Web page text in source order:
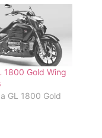
1800 Gold Wing
GL 1800 Gold